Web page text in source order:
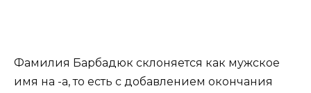
Фамилия Барбадюк склоняется как мужское
имя на -a, то есть с добавлением окончания